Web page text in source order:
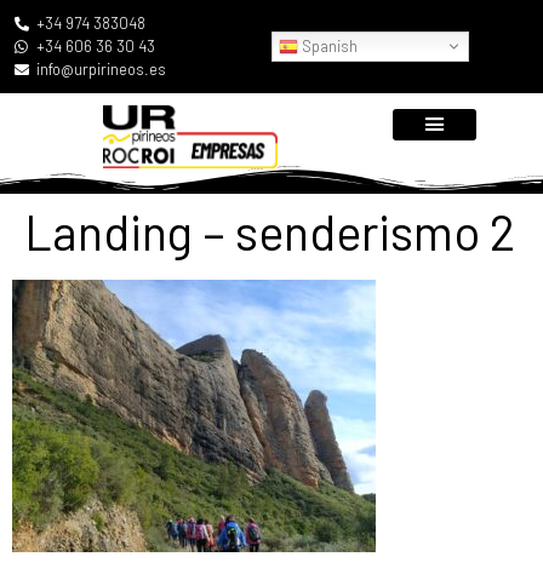
+34 974 383048
+34 606 36 30 43
info@urpirineos.es
Spanish
Landing – senderismo 2